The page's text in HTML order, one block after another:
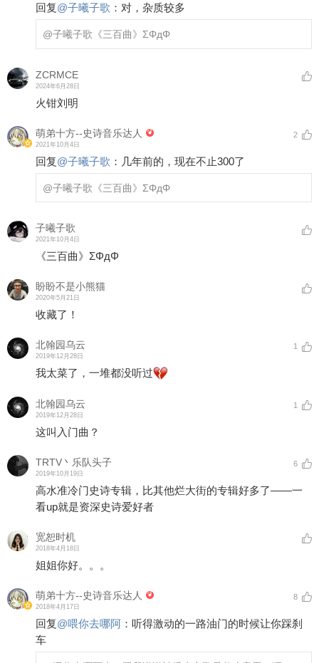
回复@子曦子歌 ： 对，杂质较多
@子曦子歌 《三百曲》ΣΦдΦ
ZCRMCE
2024年6月28日
火钳刘明
萌弟十方--史诗音乐达人
2021年10月4日
2
回复@子曦子歌 ： 几年前的，现在不止300了
@子曦子歌 《三百曲》ΣΦдΦ
子曦子歌
2021年10月4日
《三百曲》ΣΦдΦ
盼盼不是小熊猫
2020年5月21日
收藏了！
北翰园乌云
2019年12月28日
1
我太菜了，一堆都没听过
北翰园乌云
2019年12月28日
1
这叫入门曲？
TRTV丶乐队头子
2019年10月19日
6
高水准冷门史诗专辑，比其他烂大街的专辑好多了——一
看up就是资深史诗爱好者
宽恕时机
2018年4月18日
姐姐你好。。。
萌弟十方--史诗音乐达人
2018年4月17日
8
回复@喂你去哪阿 ： 听得激动的一路油门的时候让你踩刹
车